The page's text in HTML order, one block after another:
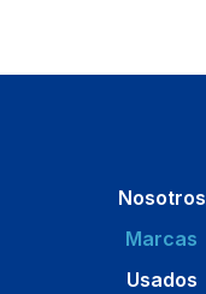
Nosotros
Marcas
Usados